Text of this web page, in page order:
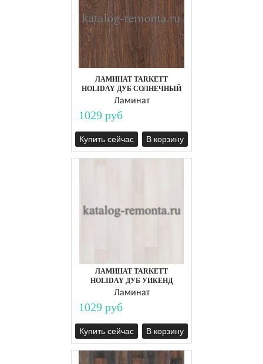
ЛАМИНАТ TARKETT
HOLIDAY ДУБ СОЛНЕЧНЫЙ
Ламинат
1029 руб
Купить сейчас В корзину
ЛАМИНАТ TARKETT
HOLIDAY ДУБ УИКЕНД
Ламинат
1029 руб
Купить сейчас В корзину